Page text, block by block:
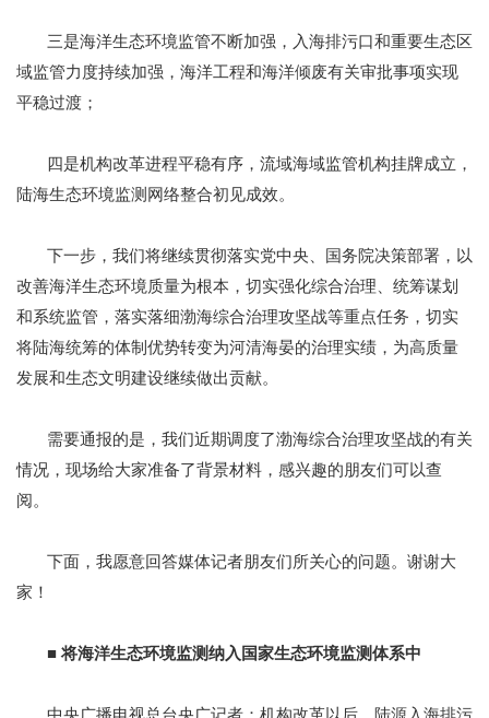
三是海洋生态环境监管不断加强，入海排污口和重要生态区
域监管力度持续加强，海洋工程和海洋倾废有关审批事项实现
平稳过渡；
四是机构改革进程平稳有序，流域海域监管机构挂牌成立，
陆海生态环境监测网络整合初见成效。
下一步，我们将继续贯彻落实党中央、国务院决策部署，以
改善海洋生态环境质量为根本，切实强化综合治理、统筹谋划
和系统监管，落实落细渤海综合治理攻坚战等重点任务，切实
将陆海统筹的体制优势转变为河清海晏的治理实绩，为高质量
发展和生态文明建设继续做出贡献。
需要通报的是，我们近期调度了渤海综合治理攻坚战的有关
情况，现场给大家准备了背景材料，感兴趣的朋友们可以查
阅。
下面，我愿意回答媒体记者朋友们所关心的问题。谢谢大
家！
■ 将海洋生态环境监测纳入国家生态环境监测体系中
中央广播电视总台央广记者：机构改革以后，陆源入海排污